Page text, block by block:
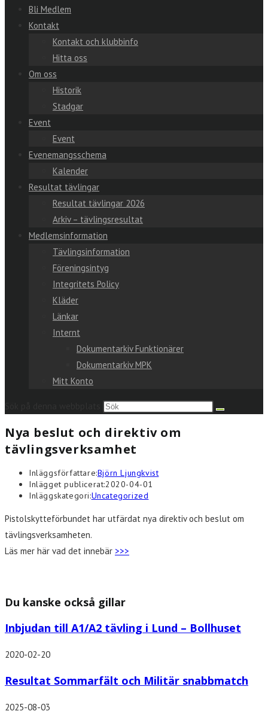
Bli Medlem
Kontakt
Kontakt och klubbinfo
Hitta oss
Om oss
Historik
Stadgar
Event
Event
Evenemangsschema
Kalender
Resultat tävlingar
Resultat tävlingar 2026
Arkiv – tävlingsresultat
Medlemsinformation
Tävlingsinformation
Föreningsintyg
Integritets Policy
Kläder
Länkar
Internt
Dokumentarkiv Funktionärer
Dokumentarkiv MPK
Mitt Konto
Nya beslut och direktiv om
tävlingsverksamhet
Inläggsförfattare:Björn Ljungkvist
Inlägget publicerat:2020-04-01
Inläggskategori:Uncategorized
Pistolskytteförbundet har utfärdat nya direktiv och beslut om
tävlingsverksamheten.
Läs mer här vad det innebär >>>
Du kanske också gillar
Inbjudan till A1/A2 tävling i Lund – Bollhuset
2020-02-20
Resultat Sommarfält och Militär snabbmatch
2025-08-03